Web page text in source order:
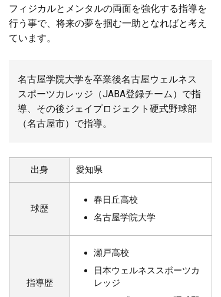
フィジカルとメンタルの両面を強化する指導を
行う事で、将来の夢を掴む一助となればと考え
ています。
名古屋学院大学を卒業後名古屋ウェルネス
スポーツカレッジ（JABA登録チーム）で指
導、その後ジェイプロジェクト硬式野球部
（名古屋市）で指導。
出身 愛知県
球歴
春日丘高校
名古屋学院大学
指導歴
瀬戸高校
日本ウェルネススポーツカ
レッジ